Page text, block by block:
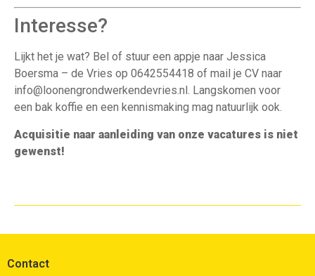
Interesse?
Lijkt het je wat? Bel of stuur een appje naar Jessica
Boersma – de Vries op 0642554418 of mail je CV naar
info@loonengrondwerkendevries.nl. Langskomen voor
een bak koffie en een kennismaking mag natuurlijk ook.
Acquisitie naar aanleiding van onze vacatures is niet
gewenst!
Contact